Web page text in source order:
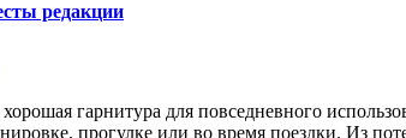
редакции
гарнитура для повседневного
прогулке или во время поездки. Из